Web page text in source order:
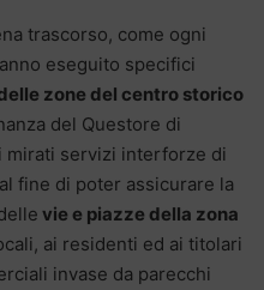
trascorso, come ogni
eseguito specifici
zone del centro storico
del Questore di
mirati servizi interforze di
fine di poter assicurare la
vie e piazze della zona
ai residenti ed ai titolari
invase da parecchi